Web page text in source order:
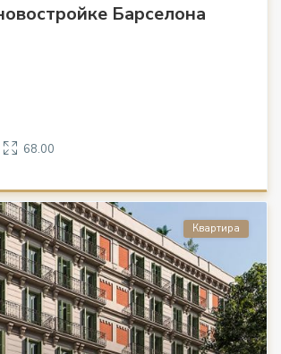
Барселона
68.00
Квартира